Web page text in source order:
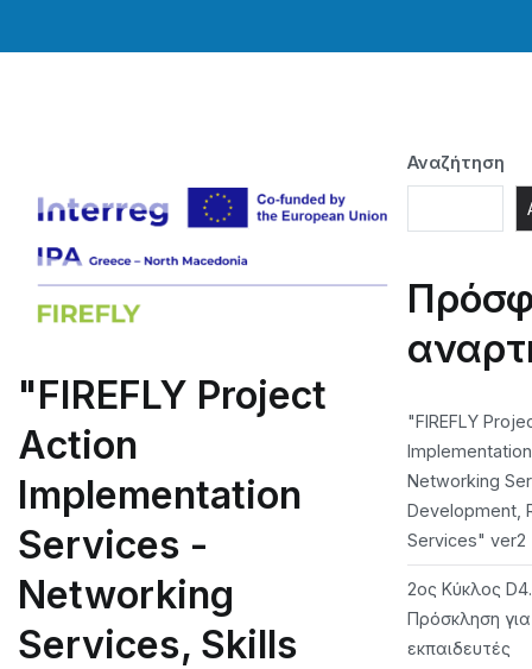
"FIREFLY Project
Action
Implementation
Services -
Networking
Services, Skills
Αναζήτηση
"FIREFLY
Networking
Development,
Services" ver2
2ος Κύκλος
Πρόσκληση για
εκπαιδευτές